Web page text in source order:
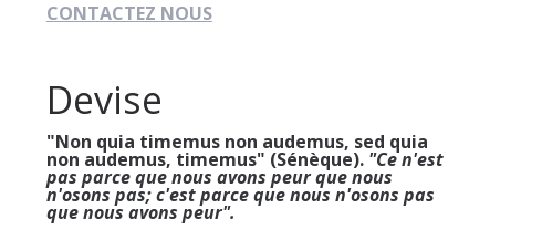
CONTACTEZ NOUS
Devise
"Non quia timemus non audemus, sed quia
non audemus, timemus" (Sénèque). "Ce n'est
pas parce que nous avons peur que nous
n'osons pas; c'est parce que nous n'osons pas
que nous avons peur".